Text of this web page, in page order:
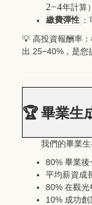
2−4年計算）
繳費彈性
💡 高投資報酬率
出 25−40% ，是
🏆 畢業生
我們的畢業
80% 畢業後
平均薪資成
80% 在觀光
10% 成功創